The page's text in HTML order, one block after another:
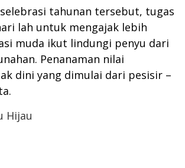
tahunan tersebut, tugas
lah untuk mengajak lebih
muda ikut lindungi penyu dari
Penanaman nilai
dini yang dimulai dari pesisir –
Hijau